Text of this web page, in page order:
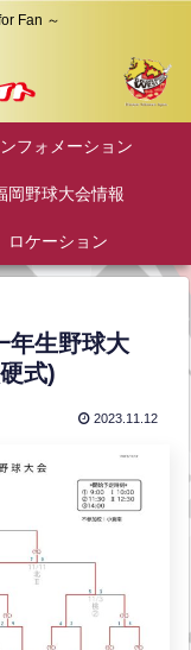
Fan ～
フォメーション
岡野球大会情報
ロケーション
年生野球大
式)
2023.11.12